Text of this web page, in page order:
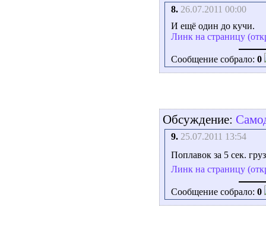
8. 26.07.2011 00:00
И ещё один до кучи.
Линк на страницу
Сообщение собрало: 0
Обсуждение:
9. 25.07.2011 13:54
Поплавок за 5 сек.
Линк на страницу
Сообщение собрало: 0